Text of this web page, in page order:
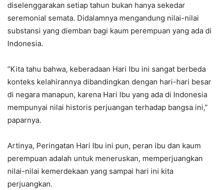
diselenggarakan setiap tahun bukan hanya sekedar
seremonial semata. Didalamnya mengandung nilai-nilai
substansi yang diemban bagi kaum perempuan yang ada di
Indonesia.
“Kita tahu bahwa, keberadaan Hari Ibu ini sangat berbeda
konteks kelahirannya dibandingkan dengan hari-hari besar
di negara manapun, karena Hari Ibu yang ada di Indonesia
mempunyai nilai historis perjuangan terhadap bangsa ini,”
paparnya.
Artinya, Peringatan Hari Ibu ini pun, peran ibu dan kaum
perempuan adalah untuk meneruskan, memperjuangkan
nilai-nilai kemerdekaan yang sampai hari ini kita
perjuangkan.